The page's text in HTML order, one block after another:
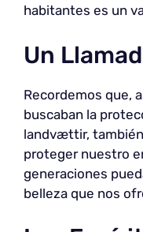
habitantes es un
Un
Recordemos que,
buscaban la
landvættir,
proteger nuestro
generaciones
belleza que nos